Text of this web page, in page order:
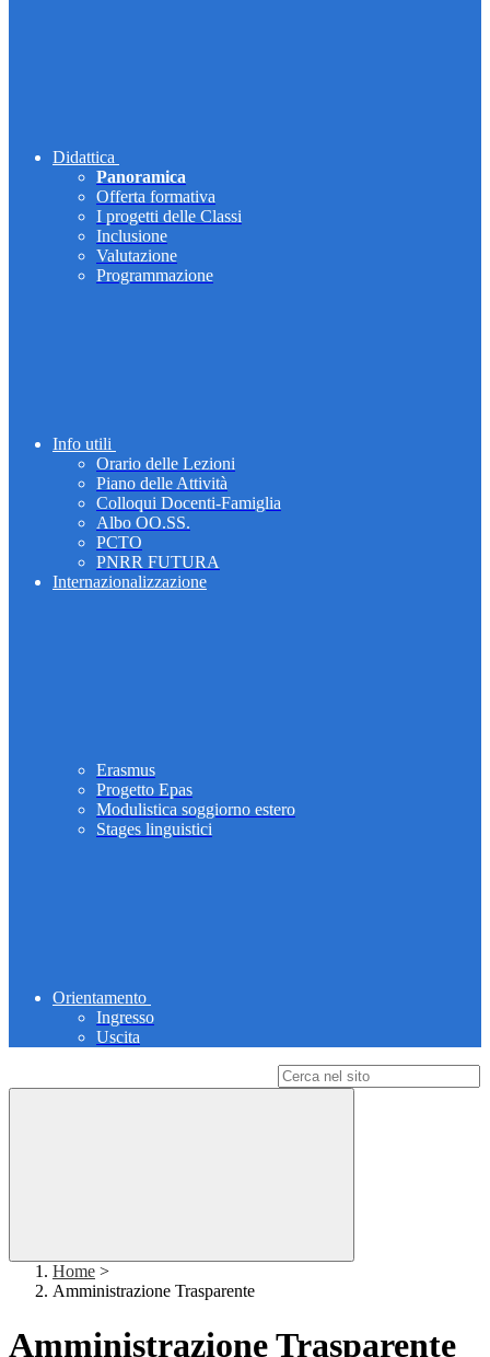
Didattica
Panoramica
Offerta formativa
I progetti delle Classi
Inclusione
Valutazione
Programmazione
Info utili
Orario delle Lezioni
Piano delle Attività
Colloqui Docenti-Famiglia
Albo OO.SS.
PCTO
PNRR FUTURA
Internazionalizzazione
Erasmus
Progetto Epas
Modulistica soggiorno estero
Stages linguistici
Orientamento
Ingresso
Uscita
Home >
Amministrazione Trasparente
Amministrazione Trasparente